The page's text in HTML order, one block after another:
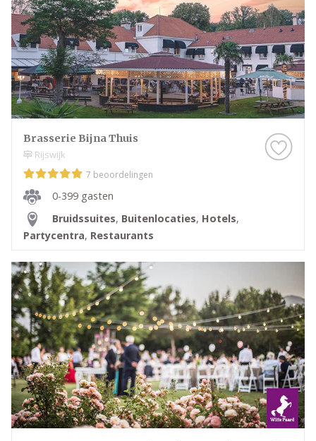
Brasserie Bijna Thuis
Rijswijk
7 beoordelingen
0-399 gasten
Bruidssuites, Buitenlocaties, Hotels,
Partycentra, Restaurants